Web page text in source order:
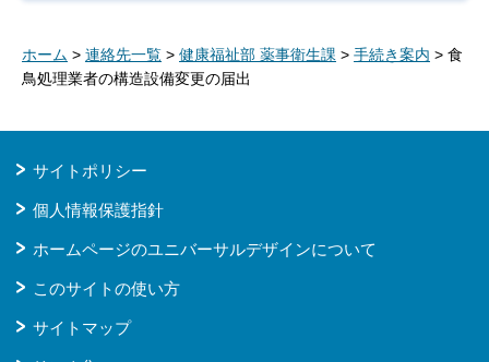
ホーム > 連絡先一覧 > 健康福祉部 薬事衛生課 > 手続き案内 > 食
鳥処理業者の構造設備変更の届出
サイトポリシー
個人情報保護指針
ホームページのユニバーサルデザインについて
このサイトの使い方
サイトマップ